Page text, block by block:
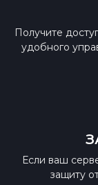
Получите
удобного
Если ваш
защиту